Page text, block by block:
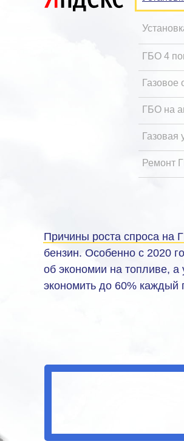
Причины роста спроса на
бензин. Особенно с 2020
об экономии на топливе, а
экономить до 60% каждый
ГБО 4
Газовое
ГБО на
Газовая
Ремонт